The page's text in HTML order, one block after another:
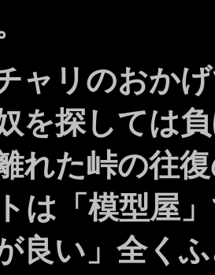
ャリのおか
を探しては
れた峠の往
は「模型屋
良い」全く